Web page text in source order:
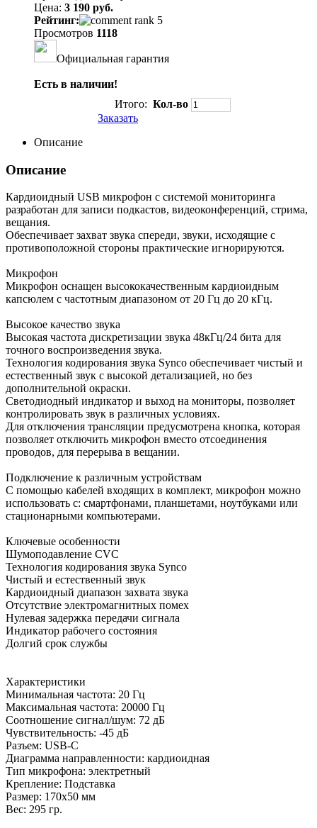
Цена: 3 190 руб.
Рейтинг:
Просмотров 1118
Официальная гарантия
Есть в наличии!
Итого: Кол-во
Заказать
Описание
Описание
Кардиоидный USB микрофон с системой мониторинга
разработан для записи подкастов, видеоконференций, стрима,
вещания.
Обеспечивает захват звука спереди, звуки, исходящие с
противоположной стороны практические игнорируются.
Микрофон
Микрофон оснащен высококачественным кардиоидным
капсюлем с частотным диапазоном от 20 Гц до 20 кГц.
Высокое качество звука
Высокая частота дискретизации звука 48кГц/24 бита для
точного воспроизведения звука.
Технология кодирования звука Synco обеспечивает чистый и
естественный звук с высокой детализацией, но без
дополнительной окраски.
Светодиодный индикатор и выход на мониторы, позволяет
контролировать звук в различных условиях.
Для отключения трансляции предусмотрена кнопка, которая
позволяет отключить микрофон вместо отсоединения
проводов, для перерыва в вещании.
Подключение к различным устройствам
С помощью кабелей входящих в комплект, микрофон можно
использовать с: смартфонами, планшетами, ноутбуками или
стационарными компьютерами.
Ключевые особенности
Шумоподавление CVC
Технология кодирования звука Synco
Чистый и естественный звук
Кардиоидный диапазон захвата звука
Отсутствие электромагнитных помех
Нулевая задержка передачи сигнала
Индикатор рабочего состояния
Долгий срок службы
Характеристики
Минимальная частота: 20 Гц
Максимальная частота: 20000 Гц
Соотношение сигнал/шум: 72 дБ
Чувствительность: -45 дБ
Разъем: USB-С
Диаграмма направленности: кардиоидная
Тип микрофона: электретный
Крепление: Подставка
Размер: 170х50 мм
Вес: 295 гр.